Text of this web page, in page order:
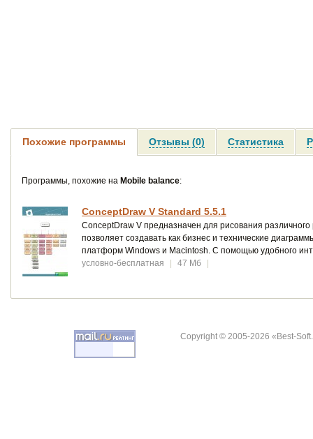
Похожие программы Отзывы (0) Статистика
Программы, похожие на Mobile balance:
ConceptDraw V Standard 5.5.1
ConceptDraw V предназначен для рисования
позволяет создавать как бизнес и технические
платформ Windows и Macintosh. С помощью удобного
условно-бесплатная
| 47 Мб |
Copyright © 2005-2026 «Best-